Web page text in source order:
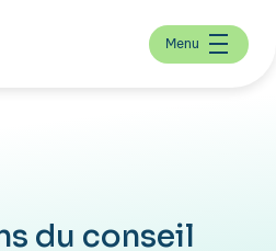
Menu
du conseil